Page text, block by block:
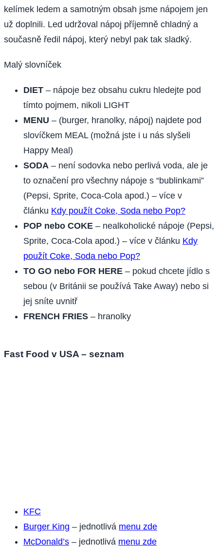
kelímek ledem a samotným obsah jsme nápojem jen
už doplnili. Led udržoval nápoj příjemně chladný a
současně ředil nápoj, který nebyl pak tak sladký.
Malý slovníček
DIET – nápoje bez obsahu cukru hledejte pod
tímto pojmem, nikoli LIGHT
MENU – (burger, hranolky, nápoj) najdete pod
slovíčkem MEAL (možná jste i u nás slyšeli
Happy Meal)
SODA – není sodovka nebo perlivá voda, ale je
to označení pro všechny nápoje s “bublinkami”
(Pepsi, Sprite, Coca-Cola apod.) – více v
článku Kdy použít Coke, Soda nebo Pop?
POP nebo COKE – nealkoholické nápoje (Pepsi,
Sprite, Coca-Cola apod.) – více v článku Kdy
použít Coke, Soda nebo Pop?
TO GO nebo FOR HERE – pokud chcete jídlo s
sebou (v Británii se používá Take Away) nebo si
jej sníte uvnitř
FRENCH FRIES – hranolky
Fast Food v USA – seznam
KFC
Burger King – jednotlivá menu zde
McDonald’s – jednotlivá menu zde